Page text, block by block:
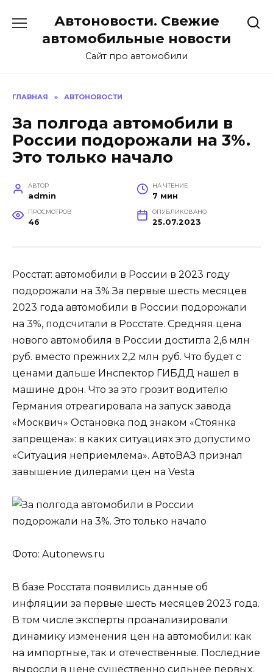
содержанию
Автоновости. Свежие
автомобильные новости
Сайт про автомобили
ГЛАВНАЯ » АВТОНОВОСТИ
За полгода автомобили в
России подорожали на 3%.
Это только начало
АВТОР
admin
НА ЧТЕНИЕ
7 мин
ПРОСМОТРОВ
46
ОПУБЛИКОВАНО
25.07.2023
Росстат: автомобили в России в 2023 году
подорожали на 3% За первые шесть месяцев
2023 года автомобили в России подорожали
на 3%, подсчитали в Росстате. Средняя цена
нового автомобиля в России достигла 2,6 млн
руб. вместо прежних 2,2 млн руб. Что будет с
ценами дальше Инспектор ГИБДД нашел в
машине дрон. Что за это грозит водителю
Германия отреагировала на запуск завода
«Москвич» Остановка под знаком «Стоянка
запрещена»: в каких ситуациях это допустимо
«Ситуация неприемлема». АвтоВАЗ признал
завышение дилерами цен на Vesta
Фото: Autonews.ru
В базе Росстата появились данные об
инфляции за первые шесть месяцев 2023 года.
В том числе эксперты проанализировали
динамику изменения цен на автомобили: как
на импортные, так и отечественные. Последние
выросли в цене существенно сильнее первых.